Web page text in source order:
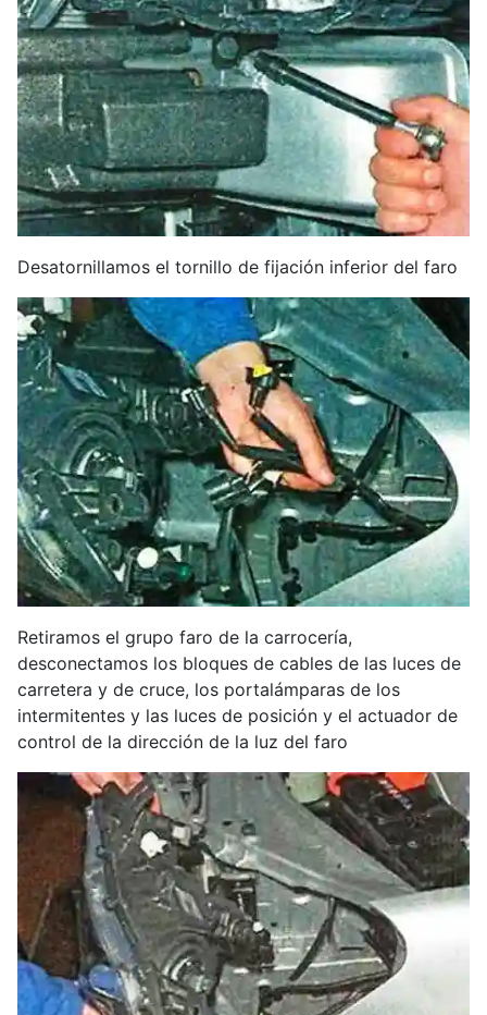
Desatornillamos el tornillo de fijación inferior del faro
Retiramos el grupo faro de la carrocería,
desconectamos los bloques de cables de las luces de
carretera y de cruce, los portalámparas de los
intermitentes y las luces de posición y el actuador de
control de la dirección de la luz del faro